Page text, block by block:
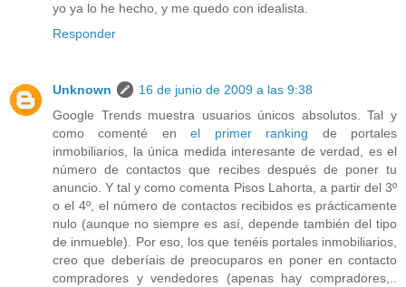
yo ya lo he hecho, y me quedo con idealista.
Responder
Unknown
16 de junio de 2009 a las 9:38
Google Trends muestra usuarios únicos absolutos. Tal y
como comenté enel primer ranking de portales
inmobiliarios, la única medida interesante de verdad, es el
número de contactos que recibes después de poner tu
anuncio. Y tal y como comenta Pisos Lahorta, a partir del 3º
o el 4º, el número de contactos recibidos es prácticamente
nulo (aunque no siempre es así, depende también del tipo
de inmueble). Por eso, los que tenéis portales inmobiliarios,
creo que deberíais de preocuparos en poner en contacto
compradores y vendedores (apenas hay compradores,..